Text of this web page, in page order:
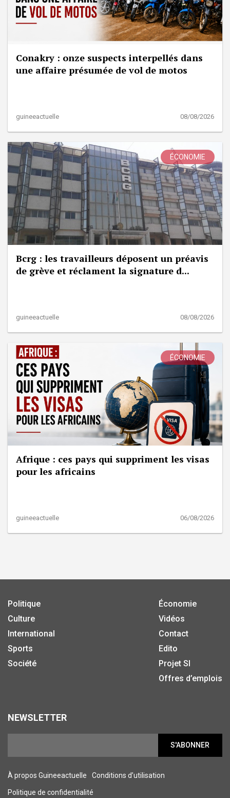
Conakry : onze suspects interpellés dans
une affaire présumée de vol de motos
guineeactuelle 08/08/2026
ÉCONOMIE
Bcrg : les travailleurs déposent un préavis
de grève et réclament la signature d...
guineeactuelle 08/08/2026
ÉCONOMIE
Afrique : ces pays qui suppriment les visas
pour les africains
guineeactuelle 06/08/2026
Politique
Culture
International
Sports
Société
Économie
Vidéos
Contact
Edito
Projet SI
Offres d’emplois
NEWSLETTER
S'ABONNER
À propos Guineeactuelle Conditions d’utilisation
Politique de confidentialité